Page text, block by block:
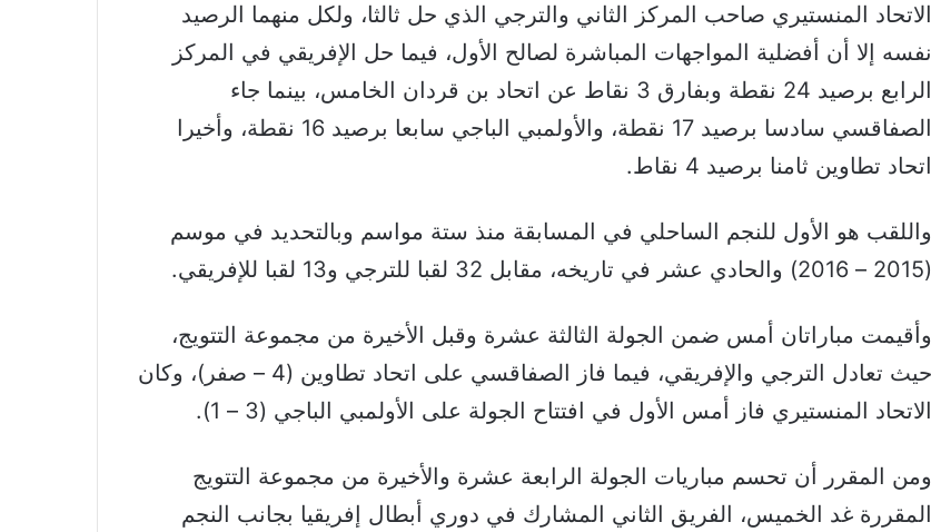
الاتحاد المنستيري صاحب المركز الثاني والترجي الذي حل ثالثا، ولكل منهما الرصيد
نفسه إلا أن أفضلية المواجهات المباشرة لصالح الأول، فيما حل الإفريقي في المركز
الرابع برصيد 24 نقطة وبفارق 3 نقاط عن اتحاد بن قردان الخامس، بينما جاء
الصفاقسي سادسا برصيد 17 نقطة، والأولمبي الباجي سابعا برصيد 16 نقطة، وأخيرا
اتحاد تطاوين ثامنا برصيد 4 نقاط.
واللقب هو الأول للنجم الساحلي في المسابقة منذ ستة مواسم وبالتحديد في موسم
(2015 – 2016) والحادي عشر في تاريخه، مقابل 32 لقبا للترجي و13 لقبا للإفريقي.
وأقيمت مباراتان أمس ضمن الجولة الثالثة عشرة وقبل الأخيرة من مجموعة التتويج،
حيث تعادل الترجي والإفريقي، فيما فاز الصفاقسي على اتحاد تطاوين (4 – صفر)، وكان
الاتحاد المنستيري فاز أمس الأول في افتتاح الجولة على الأولمبي الباجي (3 – 1).
ومن المقرر أن تحسم مباريات الجولة الرابعة عشرة والأخيرة من مجموعة التتويج
المقررة غد الخميس، الفريق الثاني المشارك في دوري أبطال إفريقيا بجانب النجم